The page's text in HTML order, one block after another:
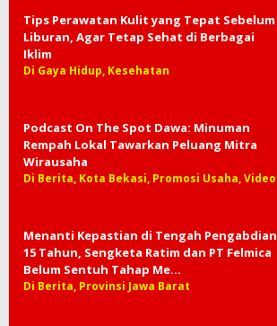
Tips Perawatan Kulit yang Tepat Sebelum
Liburan, Agar Tetap Sehat di Berbagai
Iklim
Di Gaya Hidup, Kesehatan
Podcast On The Spot Dawa: Minuman
Rempah Lokal Tawarkan Peluang Mitra
Wirausaha
Di Berita, Kota Bekasi, Promosi Usaha, Video
Menanti Kepastian di Tengah Pengabdian
15 Tahun, Sengketa Ratim dan PT Felmica
Belum Sentuh Tahap Me…
Di Berita, Provinsi Jawa Barat